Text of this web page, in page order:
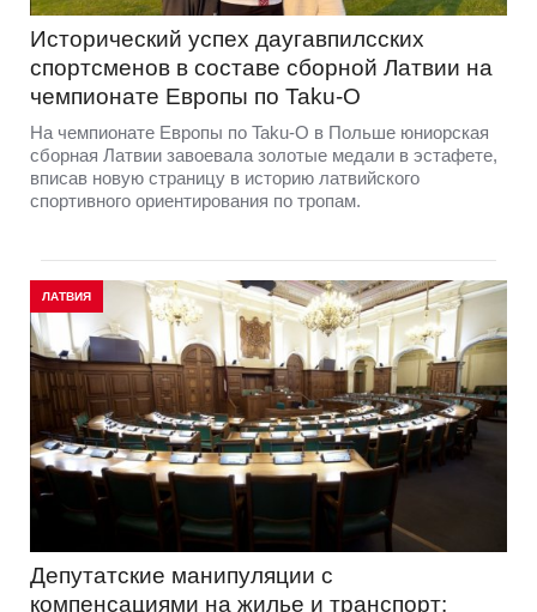
Исторический успех даугавпилсских
спортсменов в составе сборной Латвии на
чемпионате Европы по Taku-O
На чемпионате Европы по Taku-O в Польше юниорская
сборная Латвии завоевала золотые медали в эстафете,
вписав новую страницу в историю латвийского
спортивного ориентирования по тропам.
ЛАТВИЯ
Депутатские манипуляции с
компенсациями на жилье и транспорт: